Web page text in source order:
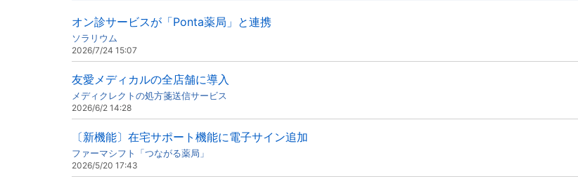
オン診サービスが「Ponta薬局」と連携
ソラリウム
2026/7/24 15:07
友愛メディカルの全店舗に導入
メディクレクトの処方箋送信サービス
2026/6/2 14:28
〔新機能〕在宅サポート機能に電子サイン追加
ファーマシフト「つながる薬局」
2026/5/20 17:43